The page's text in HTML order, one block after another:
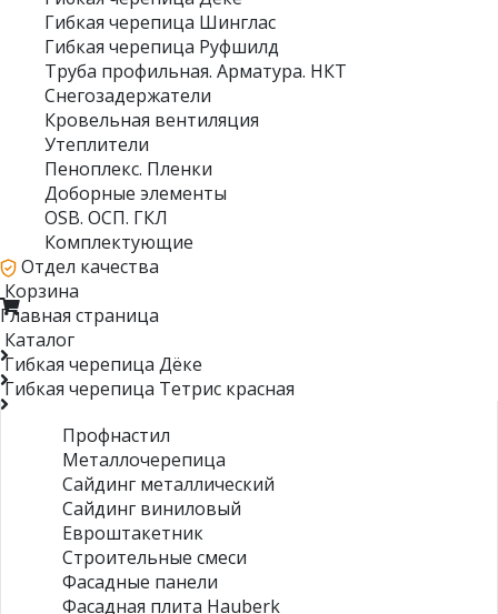
Гибкая черепица Шинглас
Гибкая черепица Руфшилд
Труба профильная. Арматура. НКТ
Снегозадержатели
Кровельная вентиляция
Утеплители
Пеноплекс. Пленки
Доборные элементы
OSB. ОСП. ГКЛ
Комплектующие
Отдел качества
Корзина
Главная страница
Каталог
Гибкая черепица Дёке
Гибкая черепица Тетрис красная
Профнастил
Металлочерепица
Сайдинг металлический
Сайдинг виниловый
Евроштакетник
Строительные смеси
Фасадные панели
Фасадная плита Hauberk